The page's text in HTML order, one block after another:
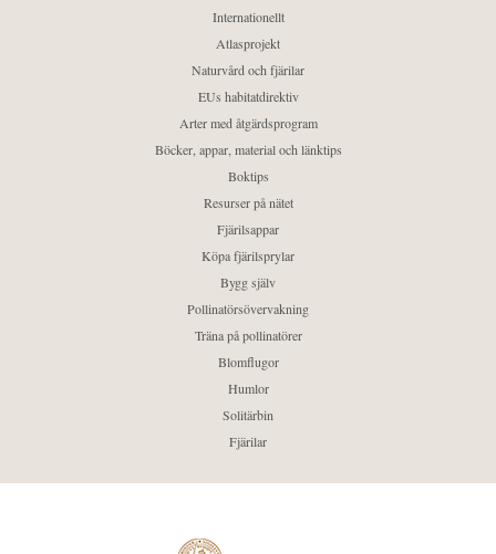
Internationellt
Atlasprojekt
Naturvård och fjärilar
EUs habitatdirektiv
Arter med åtgärdsprogram
Böcker, appar, material och länktips
Boktips
Resurser på nätet
Fjärilsappar
Köpa fjärilsprylar
Bygg själv
Pollinatörsövervakning
Träna på pollinatörer
Blomflugor
Humlor
Solitärbin
Fjärilar